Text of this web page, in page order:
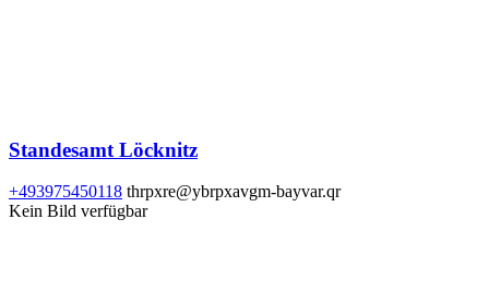
Standesamt Löcknitz
+493975450118 thrpxre@ybrpxavgm-bayvar.qr
Kein Bild verfügbar